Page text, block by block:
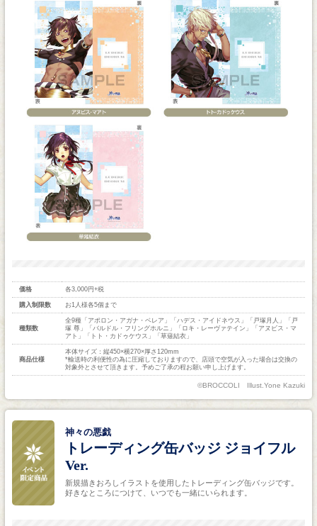
価格 各3,000円+税
購入制限数 お1人様各5個まで
種類数
全9種「アポロン・アガナ・ベレア」「ハデス・アイドネウス」「戸塚月人」「戸
塚 尊」「バルドル・フリングホルニ」「ロキ・レーヴァテイン」「アヌビス・マ
アト」「トト・カドゥケウス」「草薙結衣」
商品仕様
本体サイズ：縦450×横270×厚さ120mm
*輸送時の利便性の為に圧縮しておりますので、店頭で空気が入った場合は交換の
対象外とさせて頂きます。予めご了承の程お願い申し上げます。
©BROCCOLI Illust.Yone Kazuki
神々の悪戯
トレーディング缶バッジ ジョイフル
Ver.
新規描きおろしイラストを使用したトレーディング缶バッジです。
好きなところにつけて、いつでも一緒にいられます。